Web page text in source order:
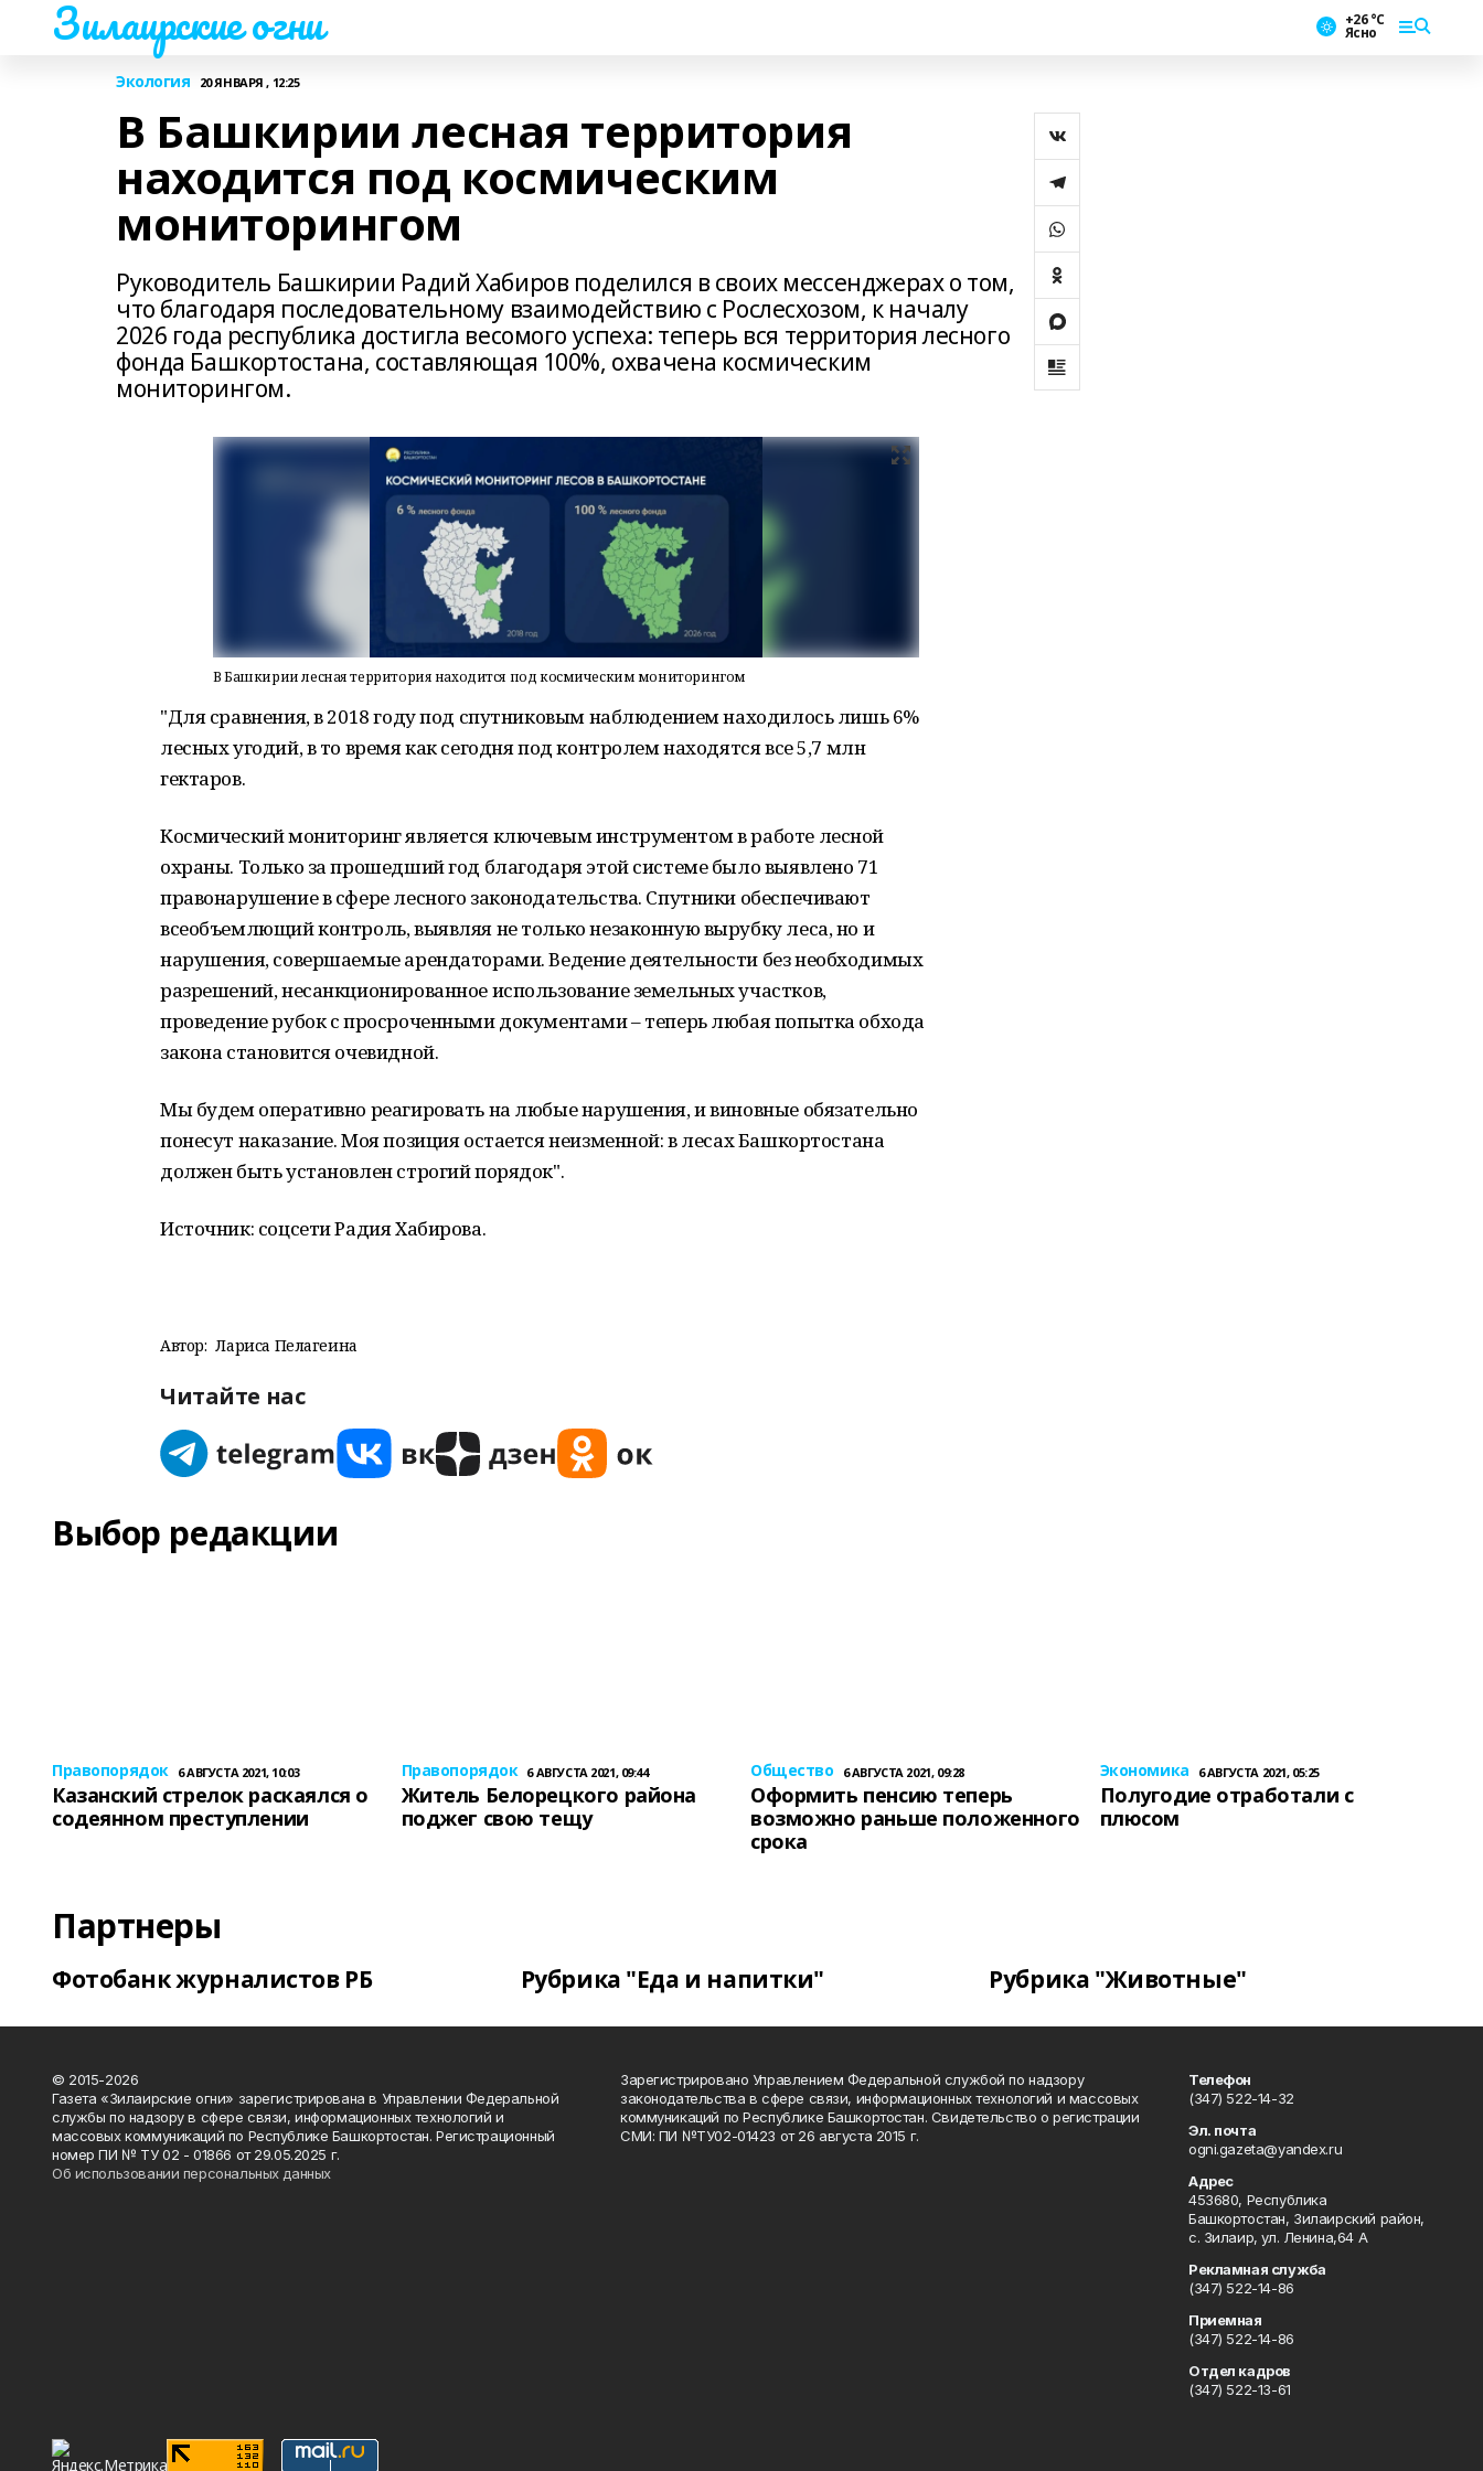
Зилаирские огни +26 °С
Ясно
Экология 20 ЯНВАРЯ , 12:25
В Башкирии лесная территория
находится под космическим
мониторингом
Руководитель Башкирии Радий Хабиров поделился в своих мессенджерах о том,
что благодаря последовательному взаимодействию с Рослесхозом, к началу
2026 года республика достигла весомого успеха: теперь вся территория лесного
фонда Башкортостана, составляющая 100%, охвачена космическим
мониторингом.
В Башкирии лесная территория находится под космическим мониторингом
"Для сравнения, в 2018 году под спутниковым наблюдением находилось лишь 6%
лесных угодий, в то время как сегодня под контролем находятся все 5,7 млн
гектаров.
Космический мониторинг является ключевым инструментом в работе лесной
охраны. Только за прошедший год благодаря этой системе было выявлено 71
правонарушение в сфере лесного законодательства. Спутники обеспечивают
всеобъемлющий контроль, выявляя не только незаконную вырубку леса, но и
нарушения, совершаемые арендаторами. Ведение деятельности без необходимых
разрешений, несанкционированное использование земельных участков,
проведение рубок с просроченными документами – теперь любая попытка обхода
закона становится очевидной.
Мы будем оперативно реагировать на любые нарушения, и виновные обязательно
понесут наказание. Моя позиция остается неизменной: в лесах Башкортостана
должен быть установлен строгий порядок".
Источник: соцсети Радия Хабирова.
Автор: Лариса Пелагеина
Читайте нас
Выбор редакции
Правопорядок 6 АВГУСТА 2021, 10:03
Казанский стрелок раскаялся о
содеянном преступлении
Правопорядок 6 АВГУСТА 2021, 09:44
Житель Белорецкого района
поджег свою тещу
Общество 6 АВГУСТА 2021, 09:28
Оформить пенсию теперь
возможно раньше положенного
срока
Экономика 6 АВГУСТА 2021, 05:25
Полугодие отработали с
плюсом
Партнеры
Фотобанк журналистов РБ Рубрика "Еда и напитки" Рубрика "Животные"
© 2015-2026
Газета «Зилаирские огни» зарегистрирована в Управлении Федеральной
службы по надзору в сфере связи, информационных технологий и
массовых коммуникаций по Республике Башкортостан. Регистрационный
номер ПИ № ТУ 02 - 01866 от 29.05.2025 г.
Об использовании персональных данных
Зарегистрировано Управлением Федеральной службой по надзору
законодательства в сфере связи, информационных технологий и массовых
коммуникаций по Республике Башкортостан. Свидетельство о регистрации
СМИ: ПИ №ТУ02-01423 от 26 августа 2015 г.
Телефон
(347) 522-14-32
Эл. почта
ogni.gazeta@yandex.ru
Адрес
453680, Республика
Башкортостан, Зилаирский район,
с. Зилаир, ул. Ленина,64 А
Рекламная служба
(347) 522-14-86
Приемная
(347) 522-14-86
Отдел кадров
(347) 522-13-61